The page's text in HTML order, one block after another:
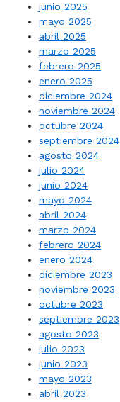
junio 2025
mayo 2025
abril 2025
marzo 2025
febrero 2025
enero 2025
diciembre 2024
noviembre 2024
octubre 2024
septiembre 2024
agosto 2024
julio 2024
junio 2024
mayo 2024
abril 2024
marzo 2024
febrero 2024
enero 2024
diciembre 2023
noviembre 2023
octubre 2023
septiembre 2023
agosto 2023
julio 2023
junio 2023
mayo 2023
abril 2023